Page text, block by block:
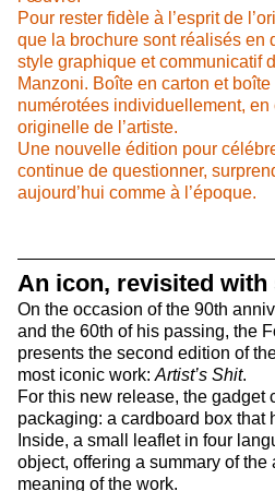
Pour rester fidèle à l’esprit de
que la brochure sont réalisés en
style graphique et communicatif
Manzoni. Boîte en carton et
numérotées individuellement, en
originelle de l’artiste.
Une nouvelle édition pour
continue de questionner,
aujourd’hui comme à l’époque.
An icon, revisited with
On the occasion of the 90th
and the 60th of his passing, the
presents the second edition of
most iconic work: Artist’s Shit.
For this new release, the gadget
packaging: a cardboard box that
Inside, a small leaflet in four
object, offering a summary of the
meaning of the work.